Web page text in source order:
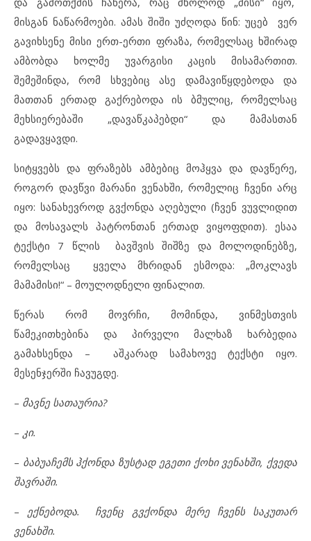
მისგან ნაწარმოები. ამას შიში უძღოდა წინ: უცებ ვერ
გავიხსენე მისი ერთ-ერთი ფრაზა, რომელსაც ხშირად
ამბობდა ხოლმე უვარგისი კაცის მისამართით.
შემეშინდა, რომ სხვებიც ასე დამავიწყდებოდა და
მათთან ერთად გაქრებოდა ის ბმულიც, რომელსაც
მეხსიერებაში „დავაწკაპებდი“ და მამასთან
გადავყავდი.
სიტყვებს და ფრაზებს ამბებიც მოჰყვა და დავწერე,
როგორ დავწვი მარანი ვენახში, რომელიც ჩვენი არც
იყო: სანახევროდ გვქონდა აღებული (ჩვენ ვუვლიდით
და მოსავალს პატრონთან ერთად ვიყოფდით). ესაა
ტექსტი 7 წლის ბავშვის შიშზე და მოლოდინებზე,
რომელსაც ყველა მხრიდან ესმოდა: „მოკლავს
მამამისი!“ – მოულოდნელი ფინალით.
წერას რომ მოვრჩი, მომინდა, ვინმესთვის
წამეკითხებინა და პირველი მალხაზ ხარბედია
გამახსენდა – აშკარად სამახოვე ტექსტი იყო.
მესენჯერში ჩავუგდე.
– მავნე სათაურია?
– კი.
– ბაბუაჩემს ჰქონდა ზუსტად ეგეთი ქოხი ვენახში, ქვედა
შავრაში.
– ექნებოდა. ჩვენც გვქონდა მერე ჩვენს საკუთარ
ვენახში.